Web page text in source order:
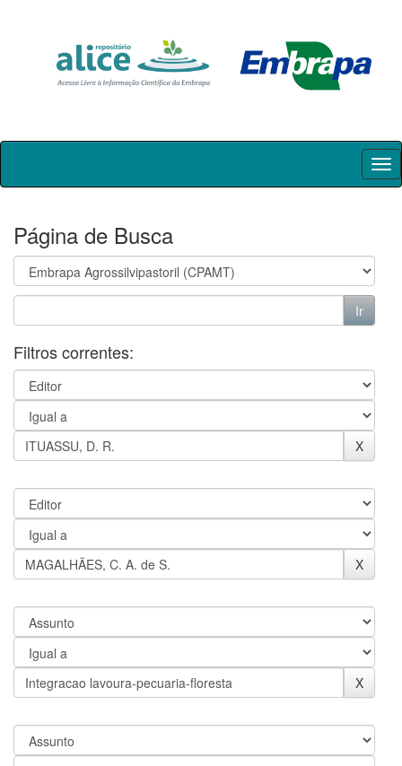
Skip
Página de Busca
Filtros correntes: